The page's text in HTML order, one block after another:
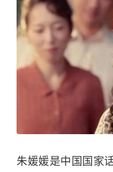
朱媛媛是中国国家